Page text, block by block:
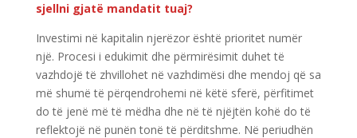
sjellni gjatë mandatit tuaj?
Investimi në kapitalin njerëzor është prioritet numër
një. Procesi i edukimit dhe përmirësimit duhet të
vazhdojë të zhvillohet në vazhdimësi dhe mendoj që sa
më shumë të përqendrohemi në këtë sferë, përfitimet
do të jenë më të mëdha dhe në të njëjtën kohë do të
reflektojë në punën tonë të përditshme. Në periudhën